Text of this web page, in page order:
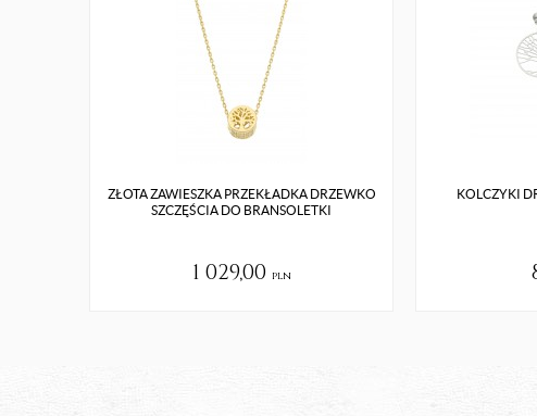
ZŁOTA ZAWIESZKA PRZEKŁADKA DRZEWKO
SZCZĘŚCIA DO BRANSOLETKI
1 029,00 pln
KOLCZYKI